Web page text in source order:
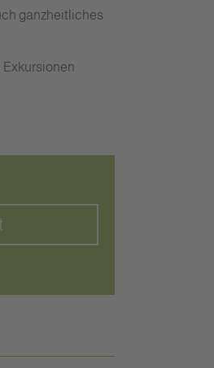
ganzheitliches